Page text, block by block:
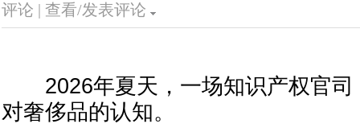
评论 | 查看/发表评论
2026年夏天，一场知识产权官司
对奢侈品的认知。